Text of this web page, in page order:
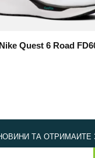
Quest 6 Road
ТА ОТРИМАЙТЕ